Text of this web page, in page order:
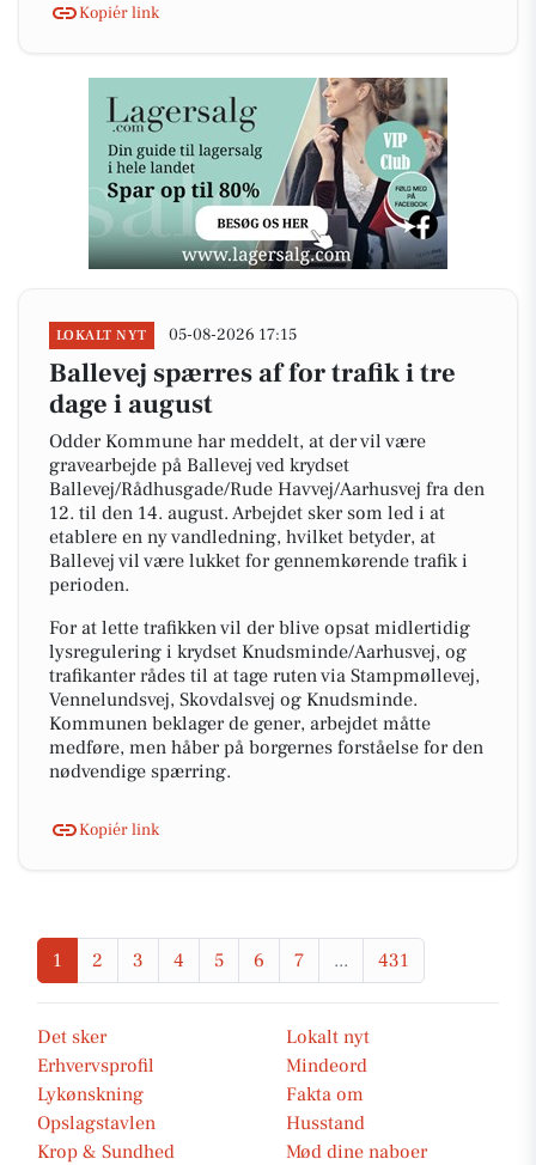
Kopiér link
LOKALT NYT 05-08-2026 17:15
Ballevej spærres af for trafik i tre
dage i august
Odder Kommune har meddelt, at der vil være
gravearbejde på Ballevej ved krydset
Ballevej/Rådhusgade/Rude Havvej/Aarhusvej fra den
12. til den 14. august. Arbejdet sker som led i at
etablere en ny vandledning, hvilket betyder, at
Ballevej vil være lukket for gennemkørende trafik i
perioden.
For at lette trafikken vil der blive opsat midlertidig
lysregulering i krydset Knudsminde/Aarhusvej, og
trafikanter rådes til at tage ruten via Stampmøllevej,
Vennelundsvej, Skovdalsvej og Knudsminde.
Kommunen beklager de gener, arbejdet måtte
medføre, men håber på borgernes forståelse for den
nødvendige spærring.
Kopiér link
1 2 3 4 5 6 7 ... 431
Det sker
Lokalt nyt
Erhvervsprofil
Mindeord
Lykønskning
Fakta om
Opslagstavlen
Husstand
Krop & Sundhed
Mød dine naboer